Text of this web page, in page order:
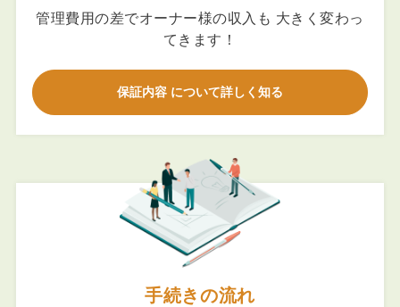
管理費用の差でオーナー様の収入も 大きく変わっ
てきます！
保証内容 について詳しく知る
手続きの流れ